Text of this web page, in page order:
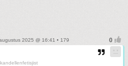
2025 @ 16:41 • 179